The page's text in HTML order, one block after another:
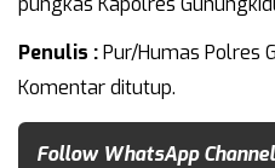
Penulis :Pur/Humas Polres
Komentar ditutup.
Follow WhatsApp Channel